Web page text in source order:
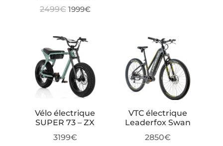
2499€ Le
initial
était :
2499€.
1999€Le
Vélo électrique
SUPER 73 – ZX
3199€
VTC électrique
Leaderfox Swan
2850€